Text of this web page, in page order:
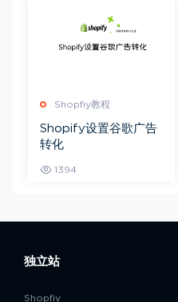
Shopfiy教程
Shopify设置谷歌广告
转化
1394
独立站
Shopfiy